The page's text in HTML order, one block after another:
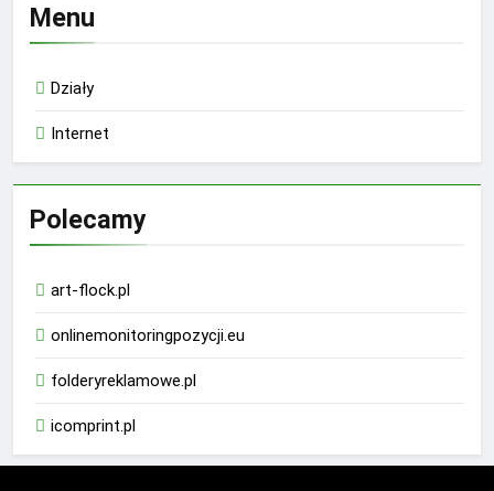
Menu
Działy
Internet
Polecamy
art-flock.pl
onlinemonitoringpozycji.eu
folderyreklamowe.pl
icomprint.pl